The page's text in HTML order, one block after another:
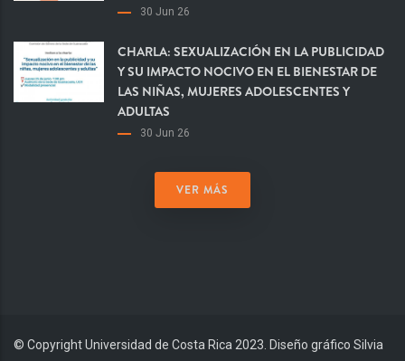
30 Jun 26
CHARLA: SEXUALIZACIÓN EN LA PUBLICIDAD
Y SU IMPACTO NOCIVO EN EL BIENESTAR DE
LAS NIÑAS, MUJERES ADOLESCENTES Y
ADULTAS
30 Jun 26
VER MÁS
© Copyright Universidad de Costa Rica 2023. Diseño gráfico Silvia